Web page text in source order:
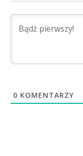
0 KOMENTARZY